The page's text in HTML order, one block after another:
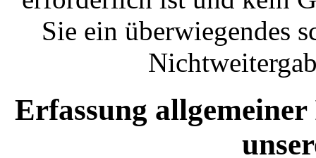
Sie ein überwiegendes
Erfassung